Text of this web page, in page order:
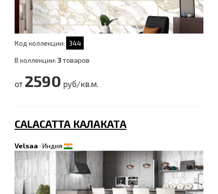
Код коллекции: 344
В коллекции: 3товаров
от 2590 руб/кв.м.
CALACATTA КАЛАКАТА
Velsaa · Индия